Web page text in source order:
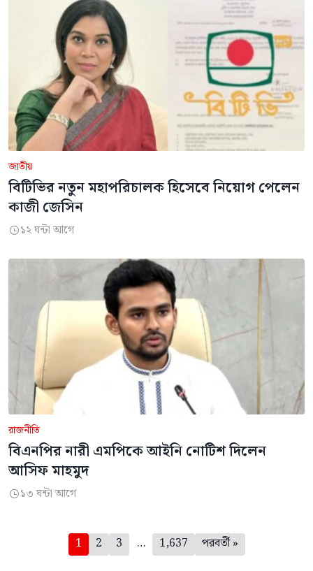
জাতীয়
বিটিভির নতুন মহাপরিচালক হিসেবে নিয়োগ পেলেন
কাজী জেসিন
১২ ঘন্টা আগে
রাজনীতি
বিএনপির নারী এমপিকে আইনি নোটিশ দিলেন
আসিফ মাহমুদ
১৩ ঘন্টা আগে
পেজিনেশন
1 2 3 … 1,637 পরবর্তী »